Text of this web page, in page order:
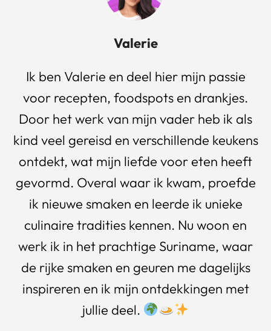
Valerie
Ik ben Valerie en deel hier mijn passie
voor recepten, foodspots en drankjes.
Door het werk van mijn vader heb ik als
kind veel gereisd en verschillende keukens
ontdekt, wat mijn liefde voor eten heeft
gevormd. Overal waar ik kwam, proefde
ik nieuwe smaken en leerde ik unieke
culinaire tradities kennen. Nu woon en
werk ik in het prachtige Suriname, waar
de rijke smaken en geuren me dagelijks
inspireren en ik mijn ontdekkingen met
jullie deel.